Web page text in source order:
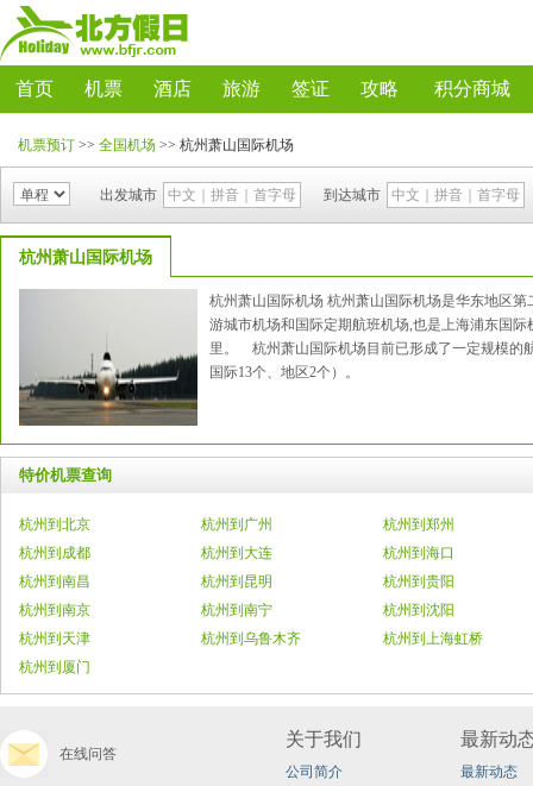
首页 机票 酒店 旅游 签证 攻略 积分商城
机票预订 >> 全国机场 >> 杭州萧山国际机场
出发城市 到达城市
杭州萧山国际机场
杭州萧山国际机场杭州萧山国际机场是华东地区
游城市机场和国际定期航班机场,也是上海浦东国
里。杭州萧山国际机场目前已形成了一定规模的
国际13个、地区2个）。
特价机票查询
杭州到北京 杭州到广州
杭州到郑州
杭州到成都
杭州到大连
杭州到海口
杭州到南昌
杭州到昆明
杭州到贵阳
杭州到南京
杭州到南宁
杭州到沈阳
杭州到天津
杭州到乌鲁木齐
杭州到上海虹桥
杭州到厦门
在线问答
关于我们
公司简介
最新动
最新动态